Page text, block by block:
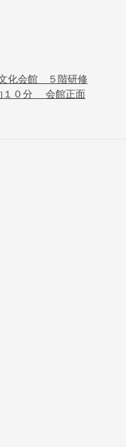
化会館 ５階研修
０分 会館正面